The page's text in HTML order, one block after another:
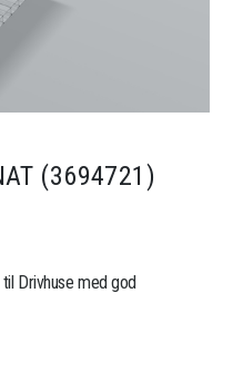
(3694721)
Drivhuse med god